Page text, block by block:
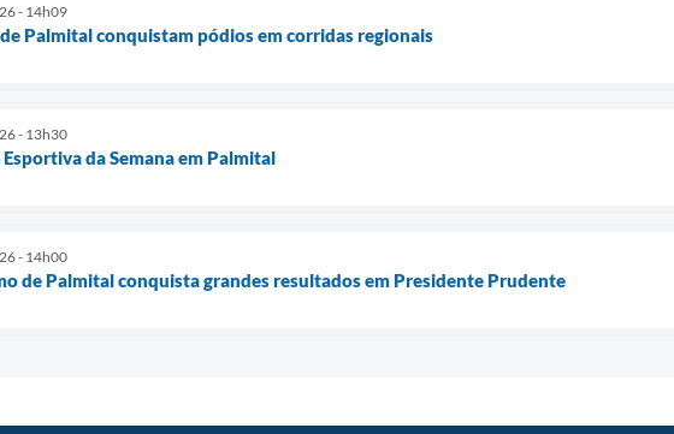
- 14h09
Palmital conquistam pódios em corridas regionais
- 13h30
da Semana em Palmital
- 14h00
de Palmital conquista grandes resultados em Presidente Prudente